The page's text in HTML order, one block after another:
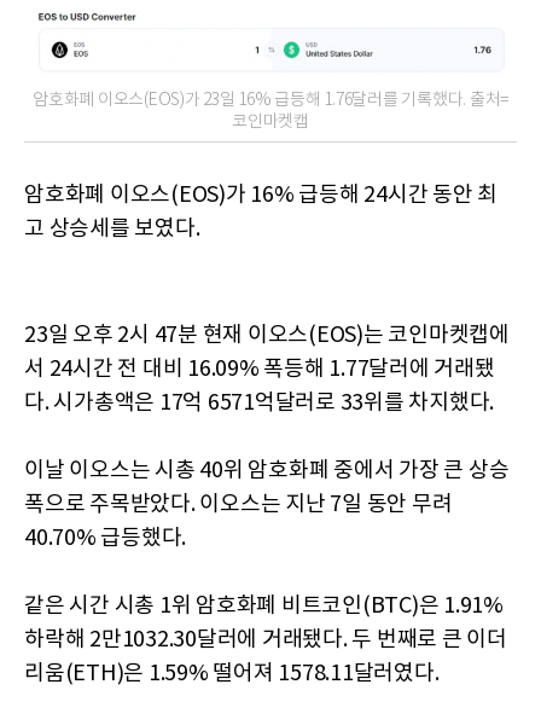
암호화폐 이오스(EOS)가 23일 16% 급등해 1.76달러를 기록했다. 출처=
코인마켓캡
암호화폐 이오스(EOS)가 16% 급등해 24시간 동안 최
고 상승세를 보였다.
23일 오후 2시 47분 현재 이오스(EOS)는 코인마켓캡에
서 24시간 전 대비 16.09% 폭등해 1.77달러에 거래됐
다. 시가총액은 17억 6571억달러로 33위를 차지했다.
이날 이오스는 시총 40위 암호화폐 중에서 가장 큰 상승
폭으로 주목받았다. 이오스는 지난 7일 동안 무려
40.70% 급등했다.
같은 시간 시총 1위 암호화폐 비트코인(BTC)은 1.91%
하락해 2만1032.30달러에 거래됐다. 두 번째로 큰 이더
리움(ETH)은 1.59% 떨어져 1578.11달러였다.